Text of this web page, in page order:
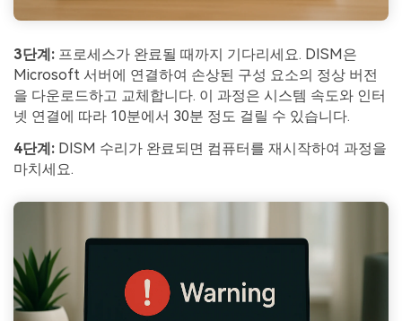
3단계: 프로세스가 완료될 때까지 기다리세요. DISM은
Microsoft 서버에 연결하여 손상된 구성 요소의 정상 버전
을 다운로드하고 교체합니다. 이 과정은 시스템 속도와 인터
넷 연결에 따라 10분에서 30분 정도 걸릴 수 있습니다.
4단계: DISM 수리가 완료되면 컴퓨터를 재시작하여 과정을
마치세요.